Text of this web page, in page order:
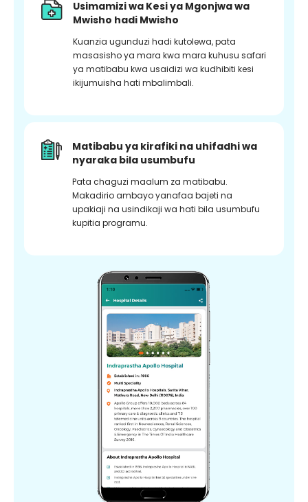
Usimamizi wa Kesi ya Mgonjwa wa
Mwisho hadi Mwisho
Kuanzia ugunduzi hadi kutolewa, pata
masasisho ya mara kwa mara kuhusu safari
ya matibabu kwa usaidizi wa kudhibiti kesi
ikijumuisha hati mbalimbali.
Matibabu ya kirafiki na uhifadhi wa
nyaraka bila usumbufu
Pata chaguzi maalum za matibabu.
Makadirio ambayo yanafaa bajeti na
upakiaji na usindikaji wa hati bila usumbufu
kupitia programu.